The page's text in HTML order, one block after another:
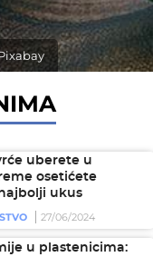
uberete u
osetićete
ukus
27/06/2024
u plastenicima: